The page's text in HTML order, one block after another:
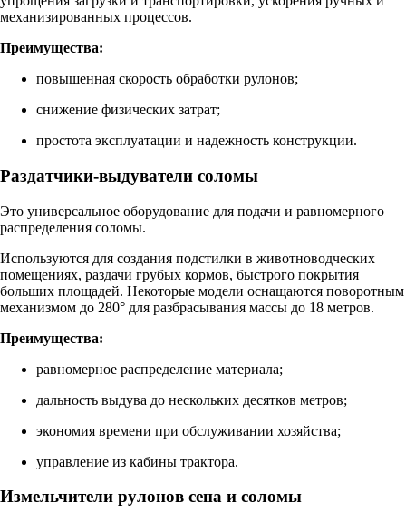
механизированных процессов.
Преимущества:
повышенная скорость обработки рулонов;
снижение физических затрат;
простота эксплуатации и надежность конструкции.
Раздатчики-выдуватели соломы
Это универсальное оборудование для подачи и равномерного
распределения соломы.
Используются для создания подстилки в животноводческих
помещениях, раздачи грубых кормов, быстрого покрытия
больших площадей. Некоторые модели оснащаются поворотным
механизмом до 280° для разбрасывания массы до 18 метров.
Преимущества:
равномерное распределение материала;
дальность выдува до нескольких десятков метров;
экономия времени при обслуживании хозяйства;
управление из кабины трактора.
Измельчители рулонов сена и соломы